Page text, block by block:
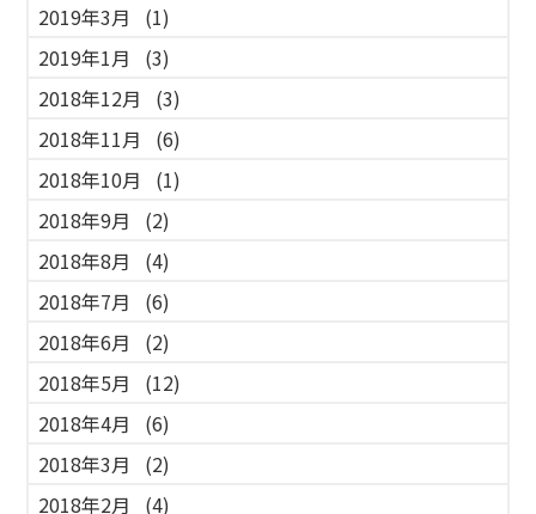
2019年3月
(1)
2019年1月
(3)
2018年12月
(3)
2018年11月
(6)
2018年10月
(1)
2018年9月
(2)
2018年8月
(4)
2018年7月
(6)
2018年6月
(2)
2018年5月
(12)
2018年4月
(6)
2018年3月
(2)
2018年2月
(4)